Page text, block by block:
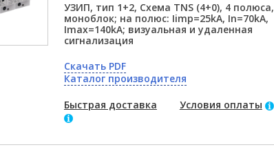
УЗИП, тип 1+2, Схема TNS (4+0), 4 полюса,
моноблок; на полюс: Iimp=25kA, In=70kA,
Imax=140kA; визуальная и удаленная
сигнализация
Скачать PDF
Каталог производителя
Быстрая доставка
Условия оплаты